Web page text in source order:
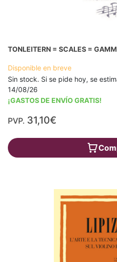
TONLEITERN = SCALES =
Disponible en breve
Sin stock. Si se pide hoy, se
14/08/26
¡GASTOS DE ENVÍO GRATIS!
PVP. 31,10€